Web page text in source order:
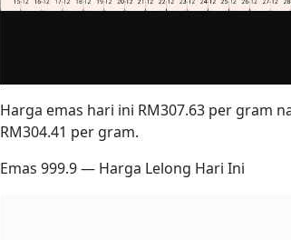
Harga emas hari ini RM307.63 per gram
RM304.41 per gram.
Emas 999.9 — Harga Lelong Hari Ini